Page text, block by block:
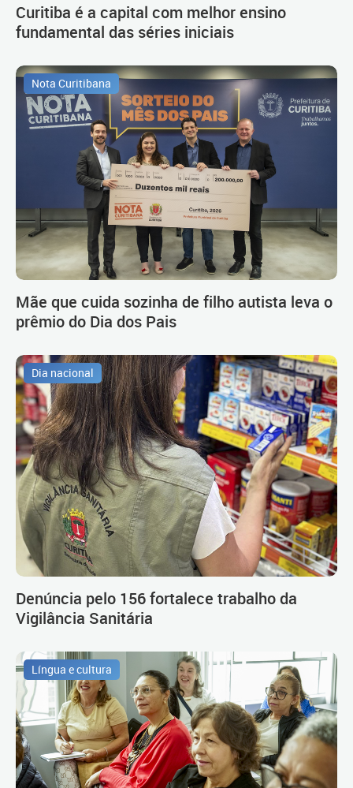
Curitiba é a capital com melhor ensino
fundamental das séries iniciais
Nota Curitibana
Mãe que cuida sozinha de filho autista leva o
prêmio do Dia dos Pais
Dia nacional
Denúncia pelo 156 fortalece trabalho da
Vigilância Sanitária
Língua e cultura